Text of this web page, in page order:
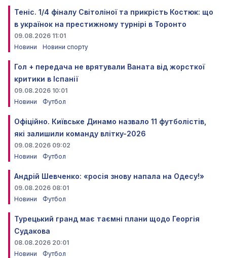
Теніс. 1/4 фіналу Світоліної та прикрість Костюк: що
в українок на престижному турнірі в Торонто
09.08.2026 11:01
Новини
Новини спорту
Гол + передача не врятували Ваната від жорсткої
критики в Іспанії
09.08.2026 10:01
Новини
Футбол
Офіційно. Київське Динамо назвало 11 футболістів,
які залишили команду влітку-2026
09.08.2026 09:02
Новини
Футбол
Андрій Шевченко: «росія знову напала на Одесу!»
09.08.2026 08:01
Новини
Футбол
Турецький гранд має таємні плани щодо Георгія
Судакова
08.08.2026 20:01
Новини
Футбол